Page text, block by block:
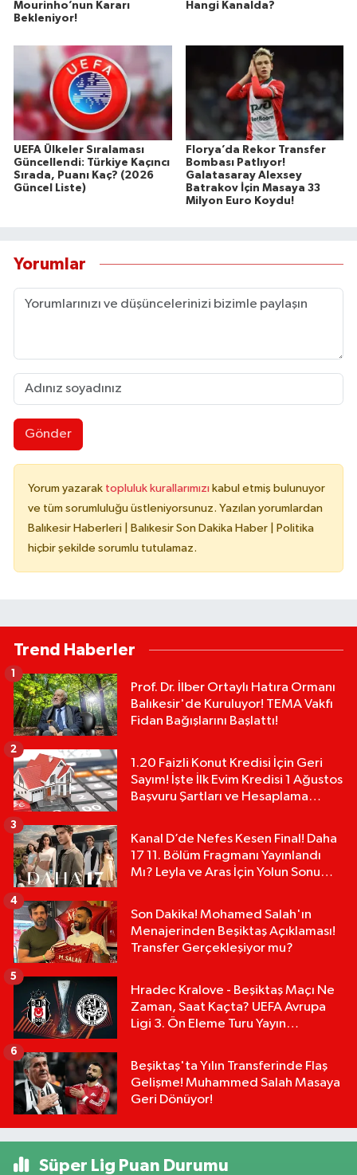
Mourinho’nun Kararı
Bekleniyor!
Hangi Kanalda?
UEFA Ülkeler Sıralaması
Güncellendi: Türkiye Kaçıncı
Sırada, Puanı Kaç? (2026
Güncel Liste)
Florya’da Rekor Transfer
Bombası Patlıyor!
Galatasaray Alexsey
Batrakov İçin Masaya 33
Milyon Euro Koydu!
Yorumlar
Gönder
Yorum yazarak topluluk kurallarımızı kabul etmiş bulunuyor
ve tüm sorumluluğu üstleniyorsunuz. Yazılan yorumlardan
Balıkesir Haberleri | Balıkesir Son Dakika Haber | Politika
hiçbir şekilde sorumlu tutulamaz.
Trend Haberler
Prof. Dr. İlber Ortaylı Hatıra Ormanı
Balıkesir'de Kuruluyor! TEMA Vakfı
Fidan Bağışlarını Başlattı!
1
1.20 Faizli Konut Kredisi İçin Geri
Sayım! İşte İlk Evim Kredisi 1 Ağustos
Başvuru Şartları ve Hesaplama
2
Kanal D’de Nefes Kesen Final! Daha
17 11. Bölüm Fragmanı Yayınlandı
Mı? Leyla ve Aras İçin Yolun Sonu
3
Son Dakika! Mohamed Salah'ın
Menajerinden Beşiktaş Açıklaması!
Transfer Gerçekleşiyor mu?
4
Hradec Kralove - Beşiktaş Maçı Ne
Zaman, Saat Kaçta? UEFA Avrupa
Ligi 3. Ön Eleme Turu Yayın
5
Beşiktaş'ta Yılın Transferinde Flaş
Gelişme! Muhammed Salah Masaya
Geri Dönüyor!
6
Süper Lig Puan Durumu